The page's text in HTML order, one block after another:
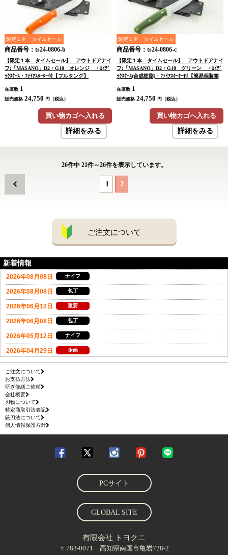
限定１本 タイムセール
商品番号：ts24-0806-b
【限定１本 タイムセール】 アウトドアナイ
フ:「MASANO」D2・G10 オレンジ ・ｶｲﾃﾞ
ｯｸｽｹｰｽ・ﾌｧｲｱｽﾀｰﾀｰ付【フルタング】
在庫数 1
販売価格 24,750 円（税込）
買い物カゴへ入れる
詳細をみる
限定１本 タイムセール
商品番号：ts24-0806-c
【限定１本 タイムセール】 アウトドアナイ
フ:「MASANO」D2・G10 グリーン ・ｶｲﾃﾞ
ｯｸｽｹｰｽ(合成樹脂)・ﾌｧｲｱｽﾀｰﾀｰ付【簡易個装箱
在庫数 1
販売価格 24,750 円（税込）
買い物カゴへ入れる
詳細をみる
26件中 21件～26件を表示しています。
1 2
ご注文について
新着情報
ご注文について
お支払方法
研ぎ修繕ご依頼
会社概要
刃物について
特定商取引法表記
銃刀法について
個人情報保護方針
PCサイト
GLOBAL SITE
有限会社 トヨクニ
〒783-0071 高知県南国市亀岩728-2